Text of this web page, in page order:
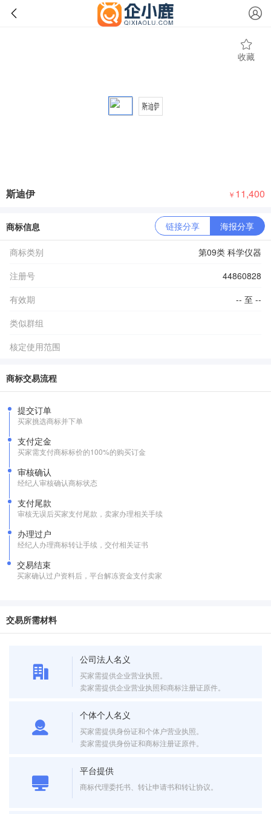
收藏
斯迪伊 ￥ 11,400
商标信息 链接分享 海报分享
商标类别
第09类 科学仪器
注册号
44860828
有效期
-- 至 --
类似群组
核定使用范围
商标交易流程
提交订单
买家挑选商标并下单
支付定金
买家需支付商标标价的100%的购买订金
审核确认
经纪人审核确认商标状态
支付尾款
审核无误后买家支付尾款，卖家办理相关手续
办理过户
经纪人办理商标转让手续，交付相关证书
交易结束
买家确认过户资料后，平台解冻资金支付卖家
交易所需材料
公司法人名义
买家需提供企业营业执照。
卖家需提供企业营业执照和商标注册证原件。
个体个人名义
买家需提供身份证和个体户营业执照。
卖家需提供身份证和商标注册证原件。
平台提供
商标代理委托书、转让申请书和转让协议。